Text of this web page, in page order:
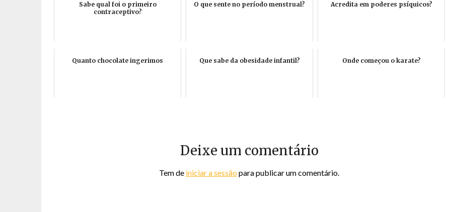
Sabe qual foi o primeiro
contraceptivo?
O que sente no período menstrual? Acredita em poderes psíquicos?
Quanto chocolate ingerimos Que sabe da obesidade infantil? Onde começou o karate?
Deixe um comentário
Tem de iniciar a sessão para publicar um comentário.